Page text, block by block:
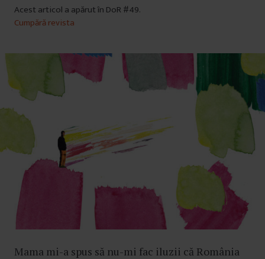
Acest articol a apărut în DoR #49.
Cumpără revista
Mama mi-a spus să nu-mi fac iluzii că România